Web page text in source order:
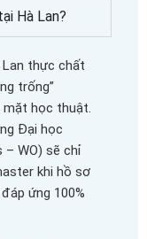
Hà Lan?
thực chất
trống”
mặt học thuật.
Đại học
– WO) sẽ chỉ
khi hồ sơ
ứng 100%